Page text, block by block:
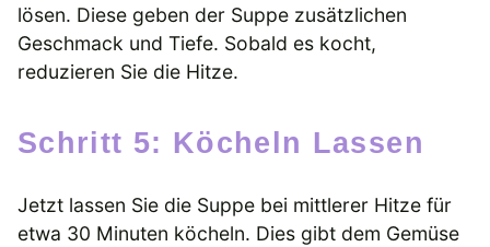
lösen. Diese geben der Suppe zusätzlichen
Geschmack und Tiefe. Sobald es kocht,
reduzieren Sie die Hitze.
Schritt 5: Köcheln Lassen
Jetzt lassen Sie die Suppe bei mittlerer Hitze für
etwa 30 Minuten köcheln. Dies gibt dem Gemüse